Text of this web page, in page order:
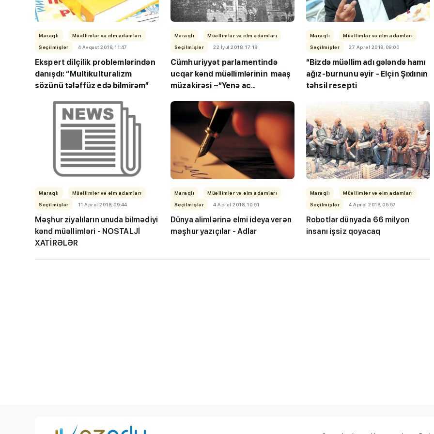
Maraqlı
Müəllimlər və elm adamları
Seçilmişlər
4 Avqust 2018, 11:47
Ekspert dilçilik problemlərindən
danışdı: “Multikulturalizm
sözünü tələffüz edə bilmirəm”
Maraqlı
Müəllimlər və elm adamları
Seçilmişlər
22 İyul 2018, 17:18
Cümhuriyyət parlamentində
ucqar kənd müəllimlərinin maaş
müzakirəsi –“Yenə ac
Maraqlı
Müəllimlər və elm adamları
Seçilmişlər
27 Aprel 2018, 09:00
“Bizdə müəllim adı gələndə hamı
ağız-burnunu əyir - Elçin Şıxlının
təhsil resepti
Maraqlı
Müəllimlər və elm adamları
Seçilmişlər
11 Aprel 2018, 09:44
Məşhur ziyalıların unuda bilmədiyi
kənd müəllimləri - NOSTALJİ
XATİRƏLƏR
Maraqlı
Müəllimlər və elm adamları
Seçilmişlər
4 Aprel 2018, 10:51
Dünya alimlərinə elmi ideya verən
məşhur yazıçılar - Adlar
Maraqlı
Müəllimlər və elm adamları
Seçilmişlər
4 Aprel 2018, 05:57
Robotlar dünyada 66 milyon
insanı işsiz qoyacaq
lisey seçimi, bağçalar və qəbul
imtahanları...
marafonu başa çatdı,
müəllimlərin nəticələri dəyişdi...